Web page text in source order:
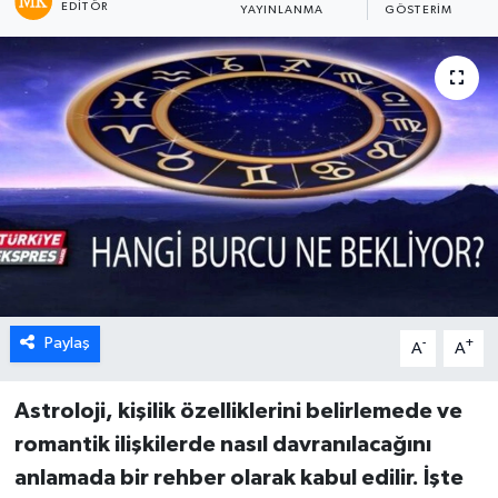
EDITÖR YAYINLANMA GÖSTERIM
Paylaş A- A+
Astroloji, kişilik özelliklerini belirlemede ve
romantik ilişkilerde nasıl davranılacağını
anlamada bir rehber olarak kabul edilir. İşte